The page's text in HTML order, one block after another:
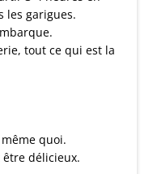
les garigues.
tout ce qui est la
quoi.
délicieux.